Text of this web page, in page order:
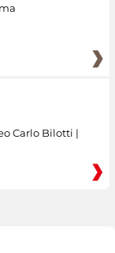
Carlo Bilotti |